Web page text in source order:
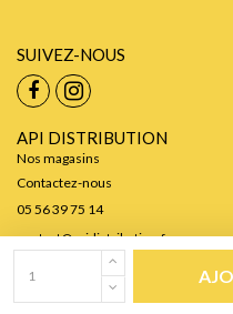
SUIVEZ-NOUS
API DISTRIBUTION
Nos magasins
Contactez-nous
05 56 39 75 14
contact@apidistribution.fr
©API Distribution 2024 -